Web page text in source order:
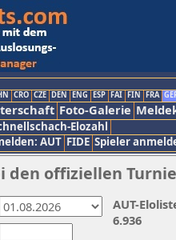
CRO CZE DEN ENG ESP FAI FIN FRA
Foto-Galerie
Elozahl
AUT FIDE Spieler
offiziellen
AUT-
6.936